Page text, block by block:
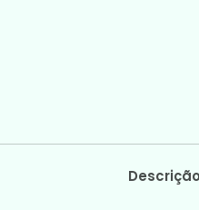
Descrição